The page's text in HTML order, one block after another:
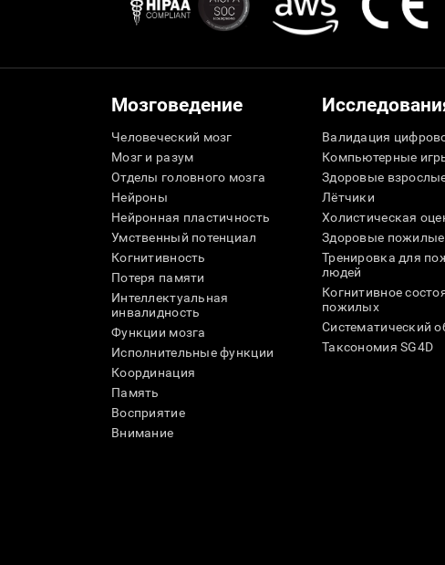
Мозговедение
Человеческий мозг
Мозг и разум
Отделы головного мозга
Нейроны
Нейронная пластичность
Умственный потенциал
Когнитивность
Потеря памяти
Интеллектуальная
инвалидность
Функции мозга
Исполнительные функции
Координация
Память
Восприятие
Внимание
Валидация
Компьютерные
Здоровые
Лётчики
Холистическая
Здоровые
Тренировка для
людей
Когнитивное
пожилых
Систематический
Таксономия SG4D